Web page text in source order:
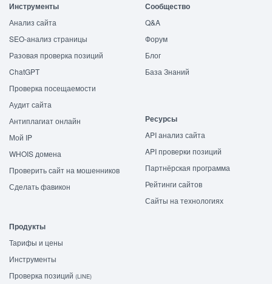
Инструменты
Анализ сайта
SEO-анализ страницы
Разовая проверка позиций
ChatGPT
Проверка посещаемости
Аудит сайта
Антиплагиат онлайн
Мой IP
WHOIS домена
Проверить сайт на мошенников
Сделать фавикон
Сообщество
Q&A
Форум
Блог
База Знаний
Ресурсы
API анализ сайта
API проверки позиций
Партнёрская программа
Рейтинги сайтов
Сайты на технологиях
Продукты
Тарифы и цены
Инструменты
Проверка позиций (LINE)